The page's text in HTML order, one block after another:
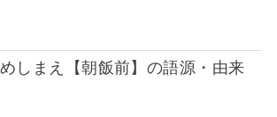
しまえ【朝飯前】の語源・由来